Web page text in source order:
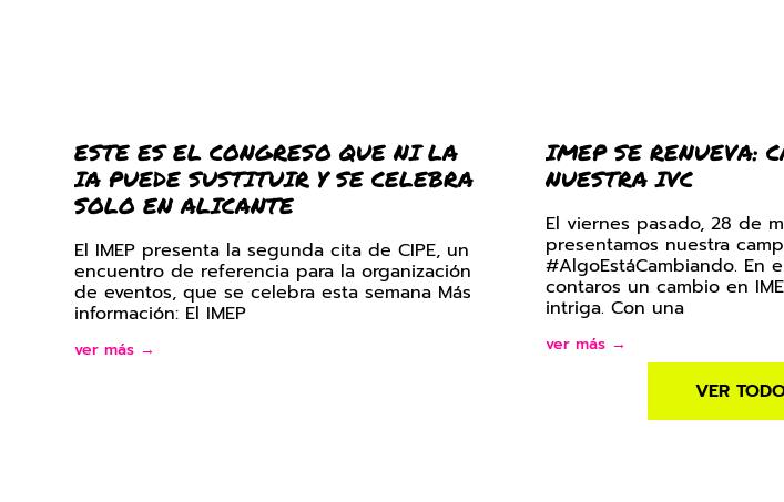
ESTE ES EL CONGRESO QUE NI LA
IA PUEDE SUSTITUIR Y SE CELEBRA
SOLO EN ALICANTE
El IMEP presenta la segunda cita de CIPE, un
encuentro de referencia para la organización
de eventos, que se celebra esta semana Más
información: El IMEP
ver más →
IMEP SE RENUEVA:
NUESTRA IVC
El viernes pasado, 28 de
presentamos nuestra
#AlgoEstáCambiando. En
contaros un cambio en
intriga. Con una
ver más →
VER